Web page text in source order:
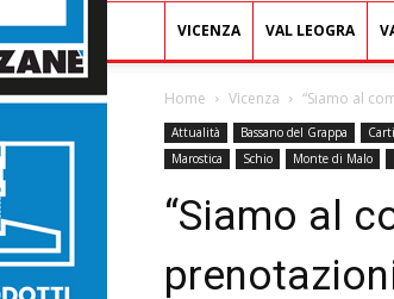
VICENZA VAL LEOGRA
Home Vicenza “Siamo al
Attualità Bassano del Grappa
Marostica
Schio Monte di Malo
“Siamo al